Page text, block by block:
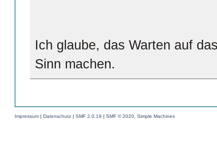
Ich glaube, das Warten auf
Sinn machen.
Impressum | Datenschutz | SMF 2.0.19 | SMF © 2020 Simple Machines